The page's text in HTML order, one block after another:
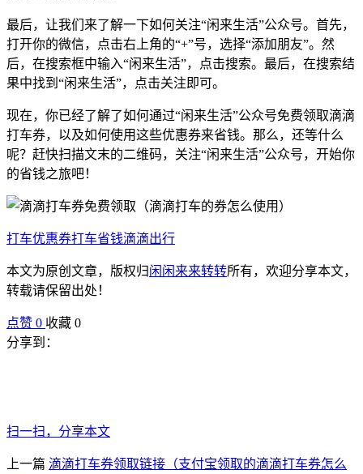
最后，让我们来了解一下如何关注“闲来生活”公众号。首先，
打开你的微信，点击右上角的“+”号，选择“添加朋友”。然
后，在搜索框中输入“闲来生活”，点击搜索。最后，在搜索结
果中找到“闲来生活”，点击关注即可。
现在，你已经了解了如何通过“闲来生活”公众号免费领取滴滴
打车券，以及如何使用这些优惠券来省钱。那么，还等什么
呢？赶快扫描文末的二维码，关注“闲来生活”公众号，开始你
的省钱之旅吧！
打车优惠券打车省钱滴滴出行
本文为原创文章，版权归闲闲来来转转所有，欢迎分享本文，
转载请保留出处！
点赞 0 收藏 0
分享到：
扫一扫，分享本文
上一篇 滴滴打车券领取链接（支付宝领取的滴滴打车券怎么